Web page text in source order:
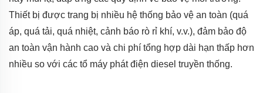
Thiết bị được trang bị nhiều hệ thống bảo vệ an toàn (quá
áp, quá tải, quá nhiệt, cảnh báo rò rỉ khí, v.v.), đảm bảo độ
an toàn vận hành cao và chi phí tổng hợp dài hạn thấp hơn
nhiều so với các tổ máy phát điện diesel truyền thống.